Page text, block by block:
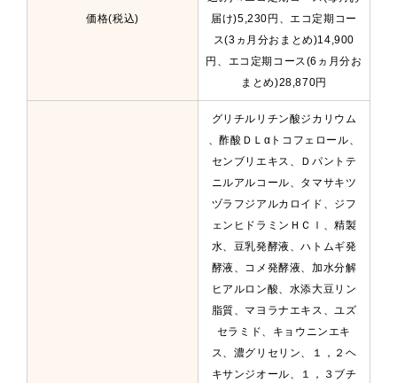
価格(税込)
届け)5,230円、エコ定期コー
ス(3ヵ月分おまとめ)14,900
円、エコ定期コース(6ヵ月分お
まとめ)28,870円
グリチルリチン酸ジカリウム
、酢酸ＤＬαトコフェロール、
センブリエキス、Ｄパントテ
ニルアルコール、タマサキツ
ヅラフジアルカロイド、ジフ
ェンヒドラミンＨＣｌ、精製
水、豆乳発酵液、ハトムギ発
酵液、コメ発酵液、加水分解
ヒアルロン酸、水添大豆リン
脂質、マヨラナエキス、ユズ
セラミド、キョウニンエキ
ス、濃グリセリン、１，２ヘ
キサンジオール、１，３ブチ